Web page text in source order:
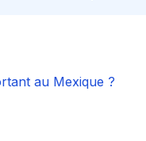
au Mexique ?